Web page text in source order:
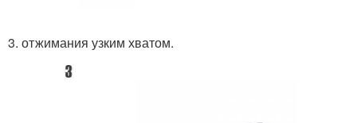
3. отжимания узким хватом.